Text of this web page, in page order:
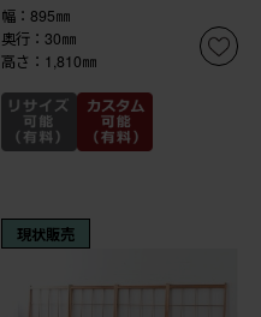
幅：895㎜
奥行：30㎜
高さ：1,810㎜
現状販売